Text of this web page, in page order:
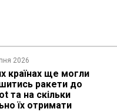
2026
країнах ще могли
ракети до
та на скільки
їх отримати